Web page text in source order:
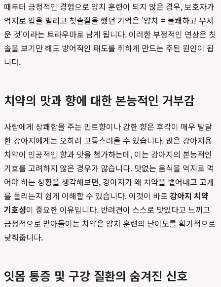
때부터 긍정적인 경험으로 양치 훈련이 되지 않은 경우, 보호자가
억지로 입을 벌리고 칫솔질을 했던 기억은 '양치 = 불쾌하고 무서
운 것'이라는 트라우마로 남게 됩니다. 이러한 부정적인 연상은 칫
솔을 보기만 해도 방어적인 태도를 취하게 만드는 주된 원인이 됩
니다.
치약의 맛과 향에 대한 본능적인 거부감
사람에게 상쾌함을 주는 민트향이나 강한 향은 후각이 매우 발달
한 강아지에게는 오히려 고통스러울 수 있습니다. 많은 강아지용
치약이 인공적인 향과 맛을 첨가하는데, 이는 강아지의 본능적인
기호를 고려하지 않은 경우가 많습니다. 맛없는 음식을 억지로 먹
어야 하는 상황을 생각해보면, 강아지가 왜 치약을 뱉어내고 고개
를 돌리는지 쉽게 이해할 수 있습니다. 이것이 바로 강아지 치약
기호성이 중요한 이유입니다. 반려견이 스스로 맛있다고 느끼고
긍정적으로 받아들이는 치약은 양치 훈련의 난이도를 획기적으로
낮춰줍니다.
잇몸 통증 및 구강 질환의 숨겨진 신호